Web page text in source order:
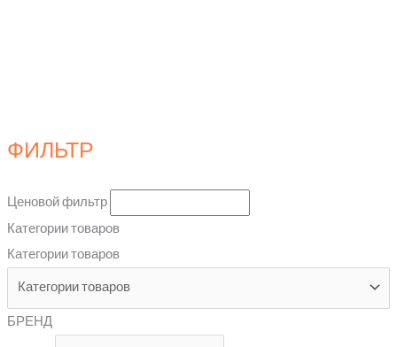
ФИЛЬТР
Ценовой фильтр
Категории товаров
Категории товаров
БРЕНД